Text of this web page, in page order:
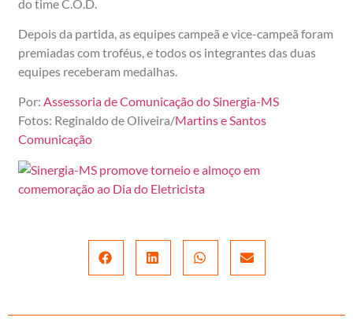
do time C.O.D.
Depois da partida, as equipes campeã e vice-campeã foram
premiadas com troféus, e todos os integrantes das duas
equipes receberam medalhas.
Por: Assessoria de Comunicação do Sinergia-MS
Fotos: Reginaldo de Oliveira/Martins e Santos
Comunicação